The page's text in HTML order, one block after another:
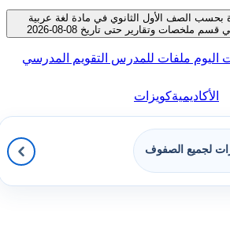
بحسب الصف الأول الثانوي في مادة لغة عربية
ملخصات وتقارير حتى تاريخ 08-08-2026
اليوم ملفات للمدرس التقويم المدرسي
الأكاديميةكويزات
لجميع الصفوف